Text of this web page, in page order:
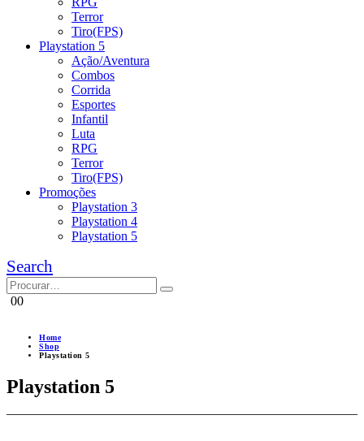
Terror
Tiro(FPS)
Playstation 5
Ação/Aventura
Combos
Corrida
Esportes
Infantil
Luta
RPG
Terror
Tiro(FPS)
Promoções
Playstation 3
Playstation 4
Playstation 5
Search
00
Home
Shop
Playstation 5
Playstation 5